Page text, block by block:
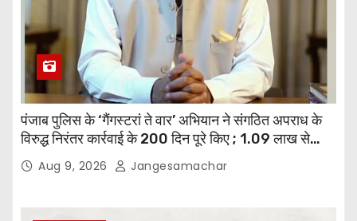
पंजाब पुलिस के ‘गैंगस्टरां ते वार’ अभियान ने संगठित अपराध के
विरुद्ध निरंतर कार्रवाई के 200 दिन पूरे किए ; 1.09 लाख से
अधिक छापेमारियाँ कीं, 1,532 घोषित अपराधी गिरफ़्तार किए
Aug 9, 2026 Jangesamachar